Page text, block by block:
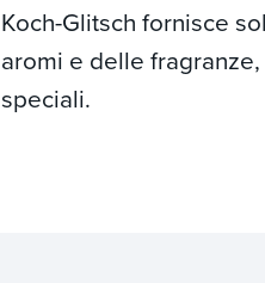
Koch-Glitsch fornisce
aromi e delle
speciali.